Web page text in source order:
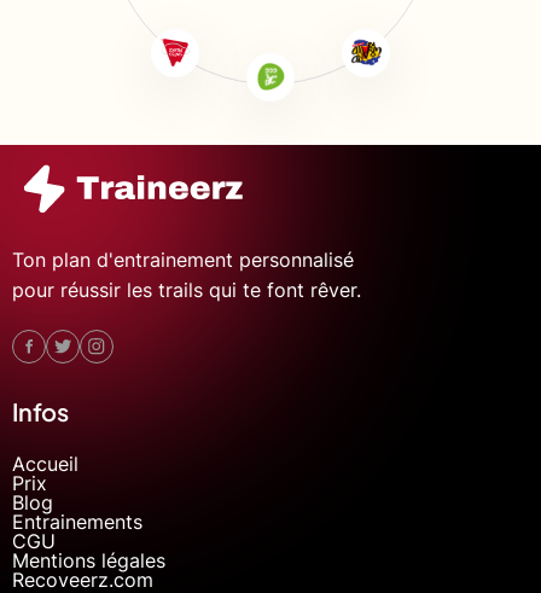
Ton plan d'entrainement personnalisé
pour réussir les trails qui te font rêver.
Infos
Accueil
Prix
Blog
Entrainements
CGU
Mentions légales
Recoveerz.com